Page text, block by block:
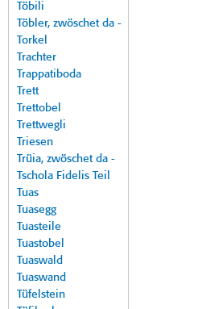
Töbili
Töbler, zwöschet da -
Torkel
Trachter
Trappatiboda
Trett
Trettobel
Trettwegli
Triesen
Trüia, zwöschet da -
Tschola Fidelis Teil
Tuas
Tuasegg
Tuasteile
Tuastobel
Tuaswald
Tuaswand
Tüfelstein